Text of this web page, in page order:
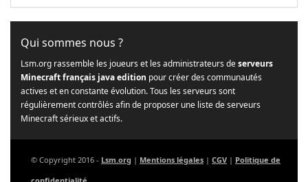
Qui sommes nous ?
Lsm.org rassemble les joueurs et les administrateurs deserveurs
Minecraft français java edition pour créer des communautés
actives et en constante évolution. Tous les serveurs sont
régulièrement contrôlés afin de proposer une liste de serveurs
Minecraft sérieux et actifs.
© Copyright 2016 - Lsm.org | Mentions légales | CGV | Politique de